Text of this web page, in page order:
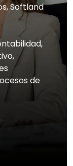
Softland
de